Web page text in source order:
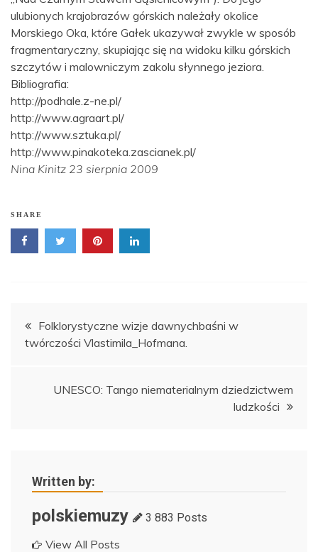
ulubionych krajobrazów górskich należały okolice
Morskiego Oka, które Gałek ukazywał zwykle w sposób
fragmentaryczny, skupiając się na widoku kilku górskich
szczytów i malowniczym zakolu słynnego jeziora.
Bibliografia:
http://podhale.z-ne.pl/
http://www.agraart.pl/
http://www.sztuka.pl/
http://www.pinakoteka.zascianek.pl/
Nina Kinitz 23 sierpnia 2009
SHARE
Nawigacja
wpisu
Folklorystyczne wizje dawnychbaśni w
twórczości Vlastimila_Hofmana.
UNESCO: Tango niematerialnym dziedzictwem
ludzkości
Written by:
polskiemuzy 3 883 Posts
View All Posts